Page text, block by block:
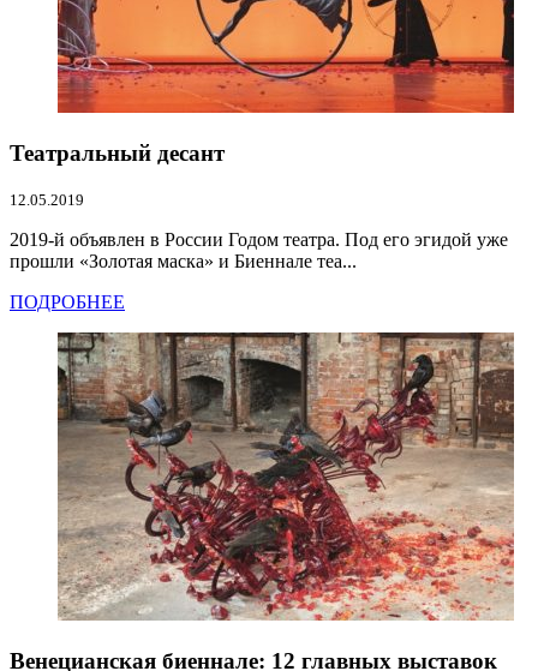
Театральный десант
12.05.2019
2019-й объявлен в России Годом театра. Под его эгидой уже
прошли «Золотая маска» и Биеннале теа...
ПОДРОБНЕЕ
Венецианская биеннале: 12 главных выставок